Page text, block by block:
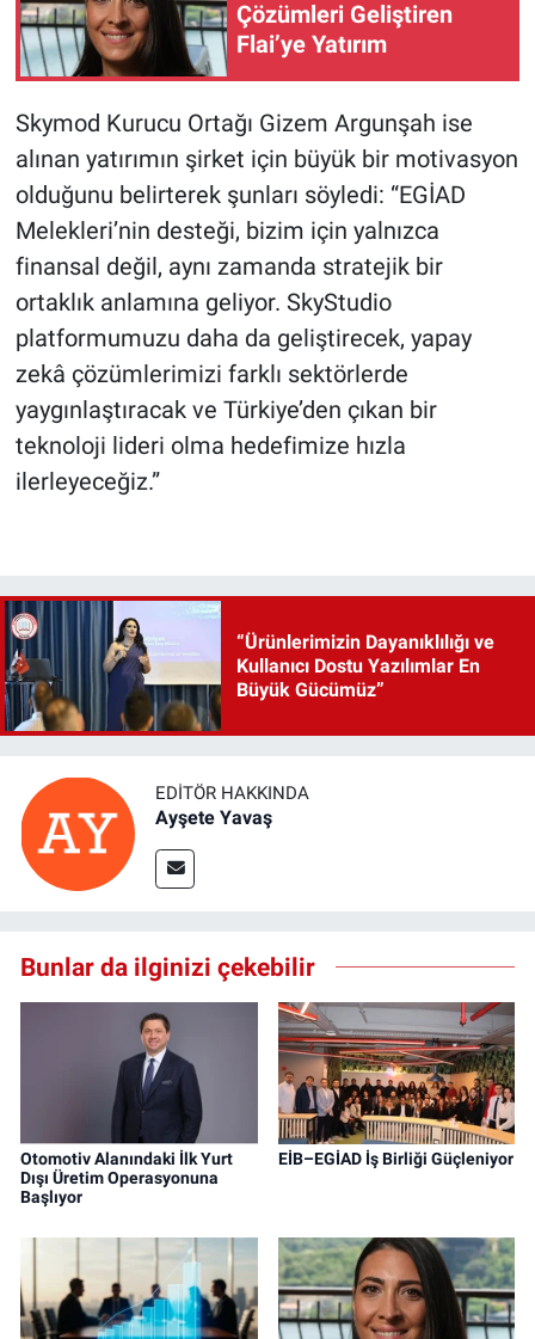
Çözümleri Geliştiren
Flai’ye Yatırım
Skymod Kurucu Ortağı Gizem Argunşah ise
alınan yatırımın şirket için büyük bir motivasyon
olduğunu belirterek şunları söyledi: “EGİAD
Melekleri’nin desteği, bizim için yalnızca
finansal değil, aynı zamanda stratejik bir
ortaklık anlamına geliyor. SkyStudio
platformumuzu daha da geliştirecek, yapay
zekâ çözümlerimizi farklı sektörlerde
yaygınlaştıracak ve Türkiye’den çıkan bir
teknoloji lideri olma hedefimize hızla
ilerleyeceğiz.”
“Ürünlerimizin Dayanıklılığı ve
Kullanıcı Dostu Yazılımlar En
Büyük Gücümüz”
EDITÖR HAKKINDA
Ayşete Yavaş
Bunlar da ilginizi çekebilir
Otomotiv Alanındaki İlk Yurt
Dışı Üretim Operasyonuna
Başlıyor
EİB–EGİAD İş Birliği Güçleniyor